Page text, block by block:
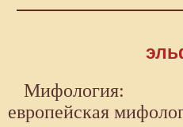
Мифология:
европейская